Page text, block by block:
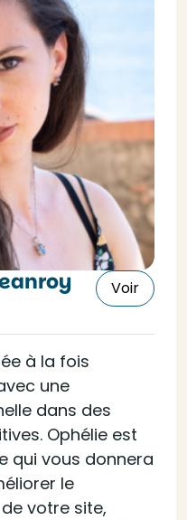
Voir
à la fois
une
dans des
Ophélie est
qui vous donnera
le
votre site,